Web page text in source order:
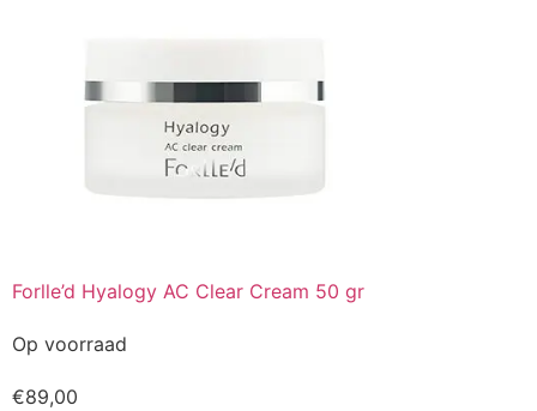
Forlle’d Hyalogy AC Clear Cream 50 gr
Op voorraad
€89,00